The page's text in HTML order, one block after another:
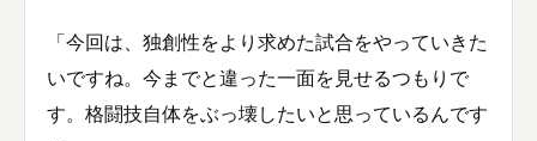
「今回は、独創性をより求めた試合をやっていきた
いですね。今までと違った一面を見せるつもりで
す。格闘技自体をぶっ壊したいと思っているんです